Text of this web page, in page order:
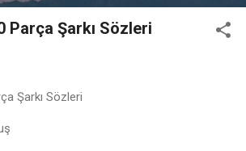
Parça Şarkı Sözleri
Şarkı Sözleri